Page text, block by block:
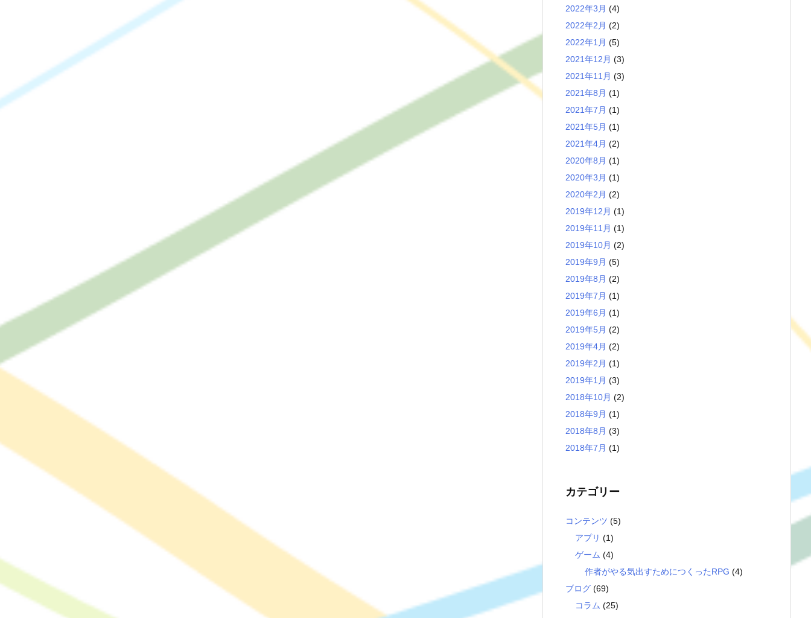
2022年3月 (4)
2022年2月 (2)
2022年1月 (5)
2021年12月 (3)
2021年11月 (3)
2021年8月 (1)
2021年7月 (1)
2021年5月 (1)
2021年4月 (2)
2020年8月 (1)
2020年3月 (1)
2020年2月 (2)
2019年12月 (1)
2019年11月 (1)
2019年10月 (2)
2019年9月 (5)
2019年8月 (2)
2019年7月 (1)
2019年6月 (1)
2019年5月 (2)
2019年4月 (2)
2019年2月 (1)
2019年1月 (3)
2018年10月 (2)
2018年9月 (1)
2018年8月 (3)
2018年7月 (1)
カテゴリー
コンテンツ (5)
アプリ (1)
ゲーム (4)
作者がやる気出すためにつくったRPG (4)
ブログ (69)
コラム (25)